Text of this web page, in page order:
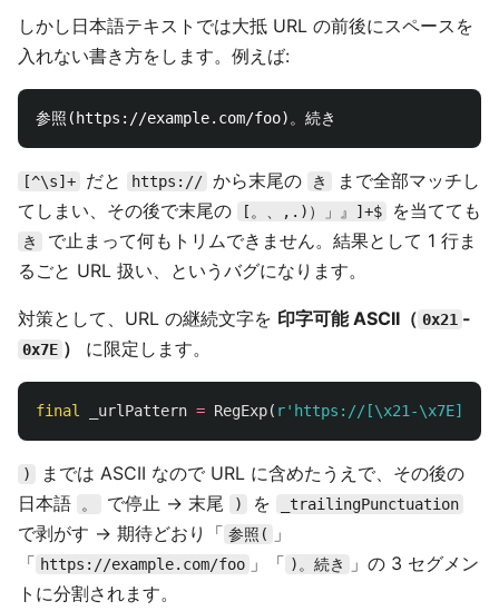
しかし日本語テキストでは大抵 URL の前後にスペースを
入れない書き方をします。例えば:
[^\s]+ だと https:// から末尾の き
まで全部マッチし
てしまい、その後で末尾の
[。、,.)）」』]+$ を当てても
き
で止まって何もトリムできません。結果として 1 行ま
るごと URL 扱い、というバグになります。
対策として、URL の継続文字を 印字可能 ASCII（ 0x21 -
0x7E ） に限定します。
final _urlPattern = RegExp( r'https://[\x21-\x7E]+'
)
までは ASCII なので URL に含めたうえで、その後の
日本語
。 で停止 → 末尾 ) を _trailingPunctuation
で剥がす → 期待どおり「 参照(
」
「 https://example.com/foo 」「 )。続き
」の 3 セグメン
トに分割されます。